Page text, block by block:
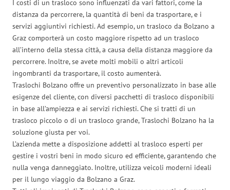
I costi di un trasloco sono influenzati da vari fattori, come la
distanza da percorrere, la quantità di beni da trasportare, e i
servizi aggiuntivi richiesti. Ad esempio, un trasloco da Bolzano a
Graz comporterà un costo maggiore rispetto ad un trasloco
all’interno della stessa città, a causa della distanza maggiore da
percorrere. Inoltre, se avete molti mobili o altri articoli
ingombranti da trasportare, il costo aumenterà.
Traslochi Bolzano offre un preventivo personalizzato in base alle
esigenze del cliente, con diversi pacchetti di trasloco disponibili
in base all’ampiezza e ai servizi richiesti. Che si tratti di un
trasloco piccolo o di un trasloco grande, Traslochi Bolzano ha la
soluzione giusta per voi.
L’azienda mette a disposizione addetti al trasloco esperti per
gestire i vostri beni in modo sicuro ed efficiente, garantendo che
nulla venga danneggiato. Inoltre, utilizza veicoli moderni ideali
per il lungo viaggio da Bolzano a Graz.